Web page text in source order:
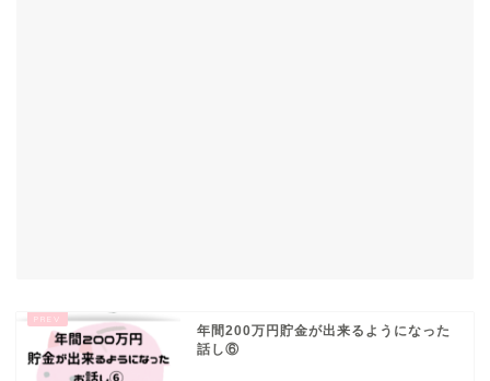
年間200万円貯金が出来るようになった
話し⑥